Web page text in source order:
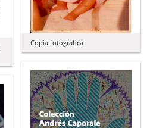
Copia fotográfica